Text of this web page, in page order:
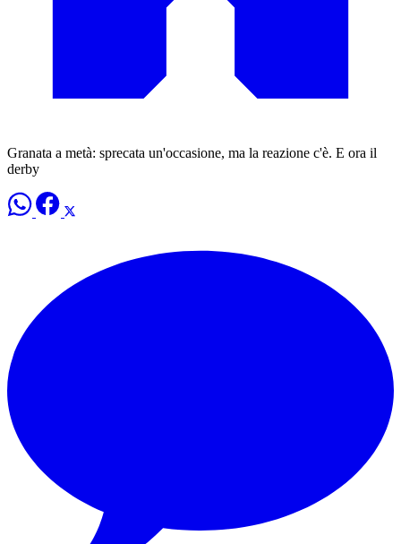
Granata a metà: sprecata un'occasione, ma la reazione c'è. E ora il
derby